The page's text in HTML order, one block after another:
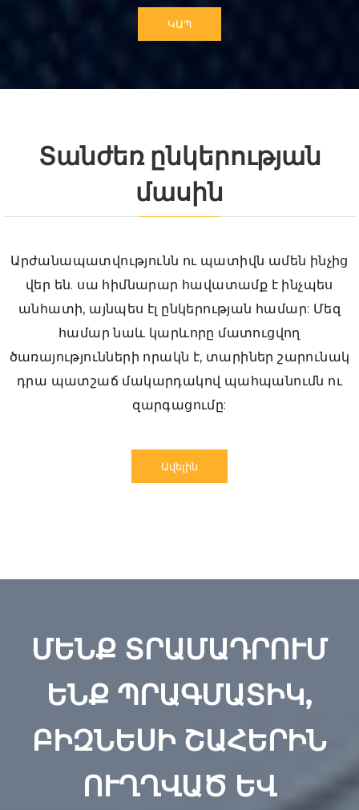
ԿԱՊ
Տանժեռ ընկերության
մասին
Արժանապատվությունն ու պատիվն ամեն ինչից
վեր են. սա հիմնարար հավատամք է ինչպես
անհատի, այնպես էլ ընկերության համար: Մեզ
համար նաև կարևորը մատուցվող
ծառայությունների որակն է, տարիներ շարունակ
դրա պատշաճ մակարդակով պահպանումն ու
զարգացումը:
Ավելին
ՄԵՆՔ ՏՐԱՄԱԴՐՈՒՄ
ԵՆՔ ՊՐԱԳՄԱՏԻԿ,
ԲԻԶՆԵՍԻ ՇԱՀԵՐԻՆ
ՈՒՂՂՎԱԾ ԵՎ